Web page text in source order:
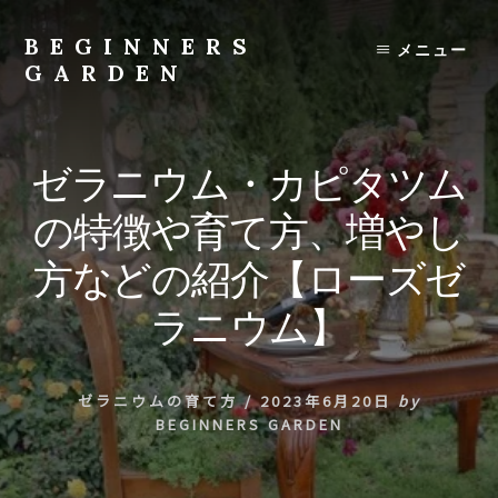
content
BEGINNERS
GARDEN
物
の
種
類
や
育
て
方
の
紹
介
を
行
い
メニュー
ゼラニウム・カピタツム
の特徴や育て方、増やし
方などの紹介【ローズゼ
ラニウム】
ゼラニウムの育て方/ 2023年6月20日 by
BEGINNERS GARDEN